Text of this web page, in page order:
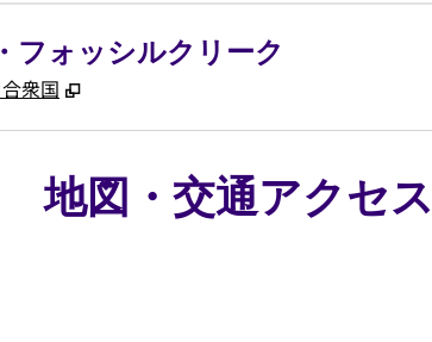
フォッシルクリーク
衆国 ,
地図・交通アクセス